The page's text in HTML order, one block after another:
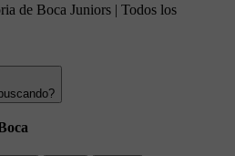
de Boca Juniors | Todos los